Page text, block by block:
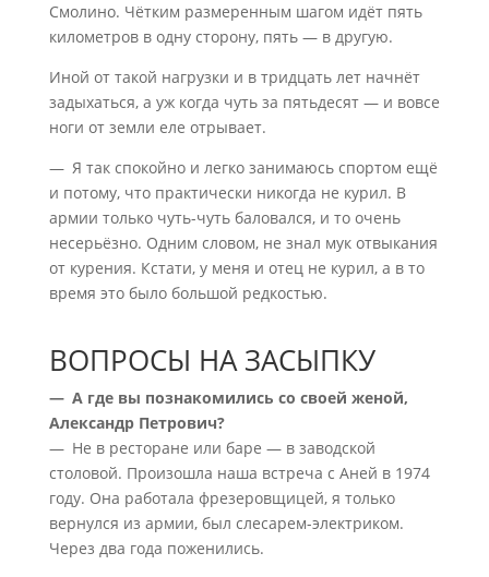
Смолино. Чётким размеренным шагом идёт пять
километров в одну сторону, пять — в другую.
Иной от такой нагрузки и в тридцать лет начнёт
задыхаться, а уж когда чуть за пятьдесят — и вовсе
ноги от земли еле отрывает.
— Я так спокойно и легко занимаюсь спортом ещё
и потому, что практически никогда не курил. В
армии только чуть-чуть баловался, и то очень
несерьёзно. Одним словом, не знал мук отвыкания
от курения. Кстати, у меня и отец не курил, а в то
время это было большой редкостью.
ВОПРОСЫ НА ЗАСЫПКУ
— А где вы познакомились со своей женой,
Александр Петрович?
— Не в ресторане или баре — в заводской
столовой. Произошла наша встреча с Аней в 1974
году. Она работала фрезеровщицей, я только
вернулся из армии, был слесарем-электриком.
Через два года поженились.